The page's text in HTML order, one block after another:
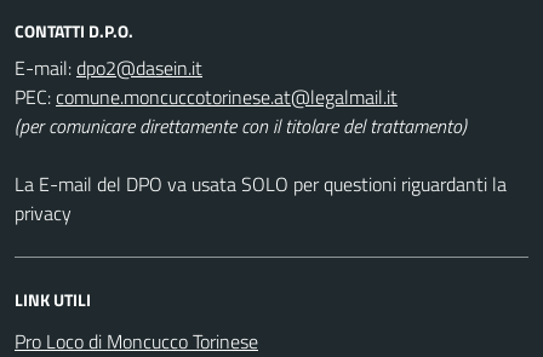
CONTATTI D.P.O.
E-mail:dpo2@dasein.it
PEC:comune.moncuccotorinese.at@legalmail.it
(per comunicare direttamente con il titolare del trattamento)
La E-mail del DPO va usata SOLO per questioni riguardanti la
privacy
LINK UTILI
Pro Loco di Moncucco Torinese